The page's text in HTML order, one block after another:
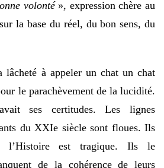
volonté», expression chère au
la base du réel, du bon sens, du
lâcheté à appeler un chat un chat
le parachèvement de la lucidité.
ses certitudes. Les lignes
du XXIe siècle sont floues. Ils
l’Histoire est tragique. Ils le
de la cohérence de leurs